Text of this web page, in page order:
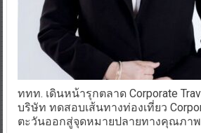
ททท. เดินหน้ารุกตลาด Corporate
บริษัท ทดสอบเส้นทางท่องเที่ยว
ตะวันออกสู่จุดหมายปลายทางคุณภาพ